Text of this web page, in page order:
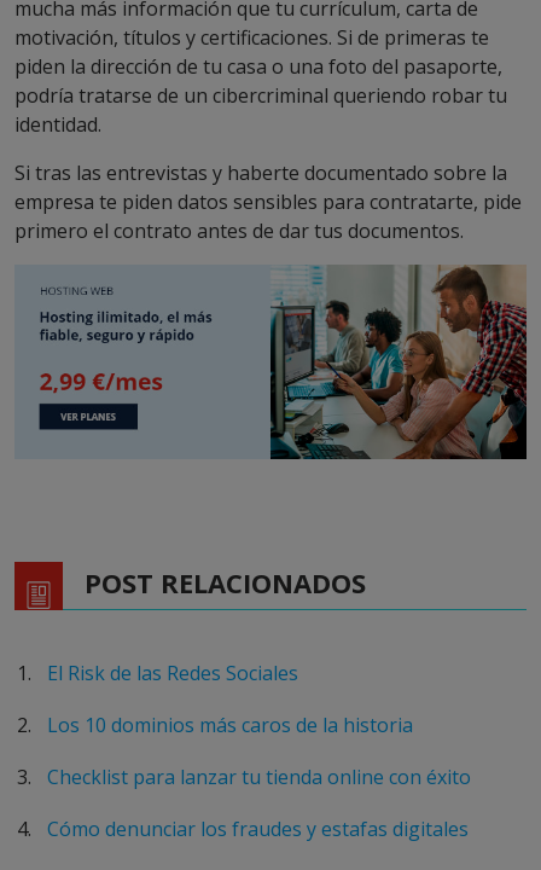
mucha más información que tu currículum, carta de
motivación, títulos y certificaciones. Si de primeras te
piden la dirección de tu casa o una foto del pasaporte,
podría tratarse de un cibercriminal queriendo robar tu
identidad.
Si tras las entrevistas y haberte documentado sobre la
empresa te piden datos sensibles para contratarte, pide
primero el contrato antes de dar tus documentos.
POST RELACIONADOS
El Risk de las Redes Sociales
Los 10 dominios más caros de la historia
Checklist para lanzar tu tienda online con éxito
Cómo denunciar los fraudes y estafas digitales